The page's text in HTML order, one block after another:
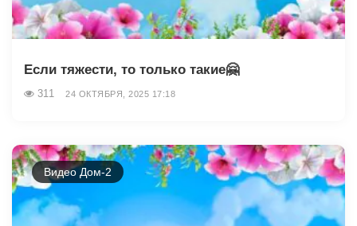
Если тяжести, то только такие🤗
311 24 ОКТЯБРЯ, 2025 17:18
Видео Дом-2